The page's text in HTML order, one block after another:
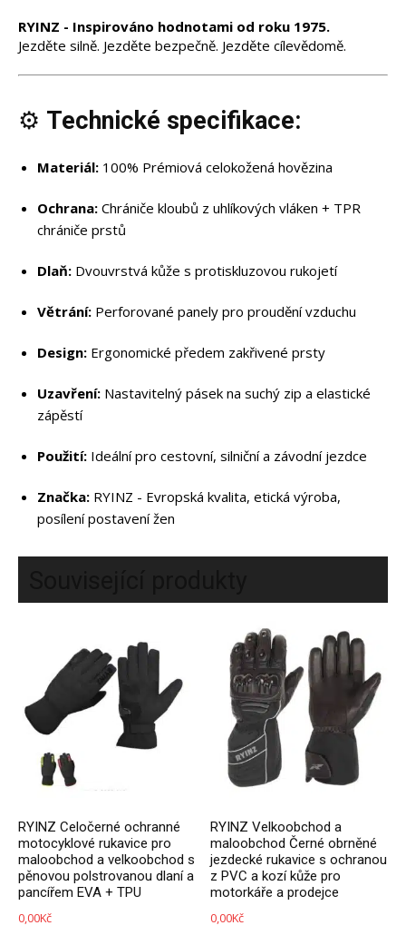
PŘIHLÁSIT SE K ODBĚRU
Katalogy
Lovecké rukavice
Policejní / vojenské rukavice
Tašky
Bundy a vesty
Rukavice MTB
Průmyslové rukavice
Golfové rukavice
Motocyklová výbava
Cyklistické rukavice
RYINZ - Inspirováno hodnotami od roku 1975.
Jezděte silně. Jezděte bezpečně. Jezděte cílevědomě.
⚙️ Technické specifikace:
Materiál: 100% Prémiová celokožená hovězina
Ochrana: Chrániče kloubů z uhlíkových vláken + TPR
chrániče prstů
Dlaň: Dvouvrstvá kůže s protiskluzovou rukojetí
Větrání: Perforované panely pro proudění vzduchu
Design: Ergonomické předem zakřivené prsty
Uzavření: Nastavitelný pásek na suchý zip a elastické
zápěstí
Použití: Ideální pro cestovní, silniční a závodní jezdce
Značka: RYINZ - Evropská kvalita, etická výroba,
posílení postavení žen
RYINZ Celočerné ochranné
motocyklové rukavice pro
maloobchod a velkoobchod s
pěnovou polstrovanou dlaní a
pancířem EVA + TPU
0,00Kč
RYINZ Velkoobchod a
maloobchod Černé obrněné
jezdecké rukavice s ochranou
z PVC a kozí kůže pro
motorkáře a prodejce
0,00Kč